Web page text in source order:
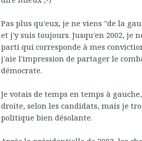
Pas plus qu'eux, je ne viens "de la
et j'y suis toujours. Jusqu'en 2002, je
parti qui corresponde à mes
j'aie l'impression de partager le
démocrate.
Je votais de temps en temps à
droite, selon les candidats, mais je
politique bien désolante.